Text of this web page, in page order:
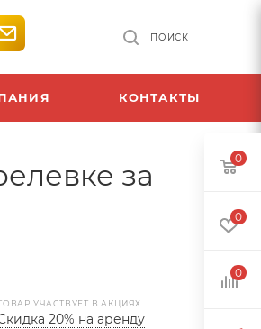
ПОИСК
КОНТАКТЫ
за
УЧАСТВУЕТ В АКЦИЯХ
20% на аренду
0
0
0